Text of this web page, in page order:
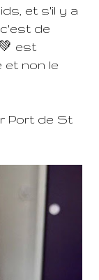
et s'il y a
de
est
et non le
Port de St